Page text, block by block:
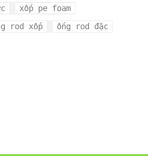
xốp pe foam
rod xốp
ống rod đặc